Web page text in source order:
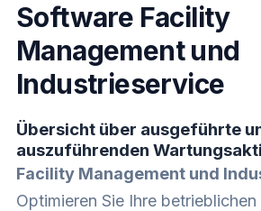
Software Facility
Management und
Industrieservice
Übersicht über ausgeführte
auszuführenden
Facility Management und
Optimieren Sie Ihre